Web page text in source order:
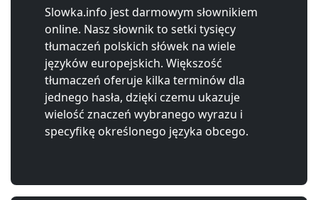
Slowka.info jest darmowym słownikiem
online. Nasz słownik to setki tysięcy
tłumaczeń polskich słówek na wiele
języków europejskich. Większość
tłumaczeń oferuje kilka terminów dla
jednego hasła, dzięki czemu ukazuje
wielość znaczeń wybranego wyrazu i
specyfikę określonego języka obcego.